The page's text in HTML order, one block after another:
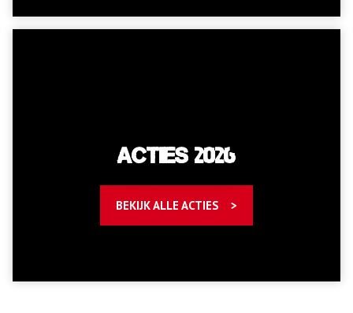
Acties 2026
BEKIJK ALLE ACTIES